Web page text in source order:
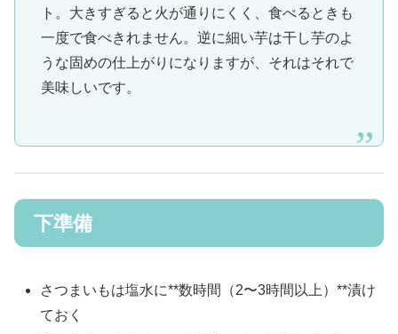
ト。大きすぎると火が通りにくく、食べるときも
一度で食べきれません。逆に細い芋は干し芋のよ
うな固めの仕上がりになりますが、それはそれで
美味しいです。
下準備
さつまいもは塩水に**数時間（2〜3時間以上）**漬け
ておく